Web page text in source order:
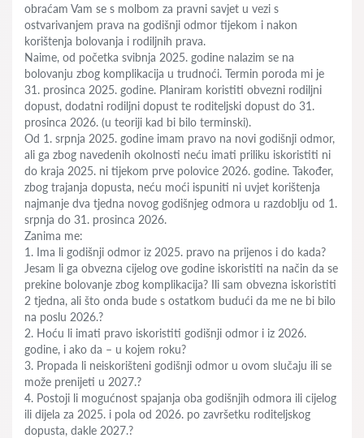
obraćam Vam se s molbom za pravni savjet u vezi s
ostvarivanjem prava na godišnji odmor tijekom i nakon
korištenja bolovanja i rodiljnih prava.
Naime, od početka svibnja 2025. godine nalazim se na
bolovanju zbog komplikacija u trudnoći. Termin poroda mi je
31. prosinca 2025. godine. Planiram koristiti obvezni rodiljni
dopust, dodatni rodiljni dopust te roditeljski dopust do 31.
prosinca 2026. (u teoriji kad bi bilo terminski).
Od 1. srpnja 2025. godine imam pravo na novi godišnji odmor,
ali ga zbog navedenih okolnosti neću imati priliku iskoristiti ni
do kraja 2025. ni tijekom prve polovice 2026. godine. Također,
zbog trajanja dopusta, neću moći ispuniti ni uvjet korištenja
najmanje dva tjedna novog godišnjeg odmora u razdoblju od 1.
srpnja do 31. prosinca 2026.
Zanima me:
1. Ima li godišnji odmor iz 2025. pravo na prijenos i do kada?
Jesam li ga obvezna cijelog ove godine iskoristiti na način da se
prekine bolovanje zbog komplikacija? Ili sam obvezna iskoristiti
2 tjedna, ali što onda bude s ostatkom budući da me ne bi bilo
na poslu 2026.?
2. Hoću li imati pravo iskoristiti godišnji odmor i iz 2026.
godine, i ako da – u kojem roku?
3. Propada li neiskorišteni godišnji odmor u ovom slučaju ili se
može prenijeti u 2027.?
4. Postoji li mogućnost spajanja oba godišnjih odmora ili cijelog
ili dijela za 2025. i pola od 2026. po završetku roditeljskog
dopusta, dakle 2027.?